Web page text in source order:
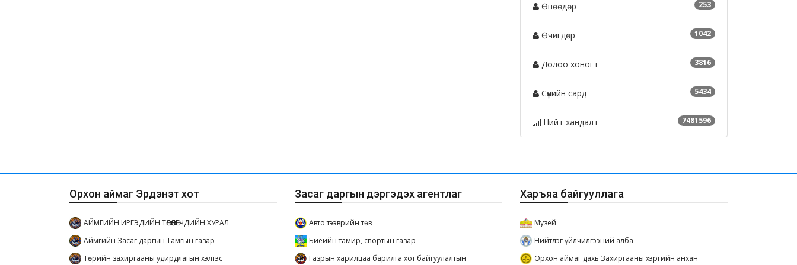
253
Өнөөдөр
1042
Өчигдөр
3816
Долоо хоногт
5434
Сүүлийн сард
7481596
Нийт хандалт
Орхон аймаг Эрдэнэт хот
АЙМГИЙН ИРГЭДИЙН ТӨЛӨӨЛӨГЧДИЙН ХУРАЛ
Аймгийн Засаг даргын Тамгын газар
Төрийн захиргааны удирдлагын хэлтэс
Засаг даргын дэргэдэх агентлаг
Авто тээврийн төв
Биеийн тамир, спортын газар
Газрын харилцаа барилга хот байгуулалтын
Харъяа байгууллага
Музей
Нийтлэг үйлчилгээний алба
Орхон аймаг дахь Захиргааны хэргийн анхан